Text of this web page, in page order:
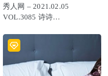
秀人网 – 2021.02.05
VOL.3085 诗诗